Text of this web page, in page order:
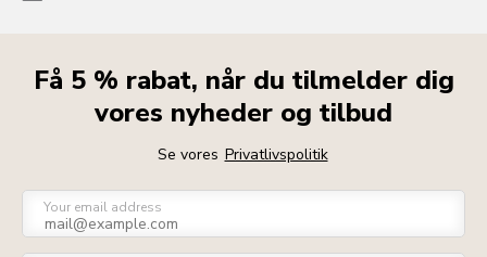
Få 5 % rabat, når du tilmelder dig
vores nyheder og tilbud
Se vores Privatlivspolitik
Your email address